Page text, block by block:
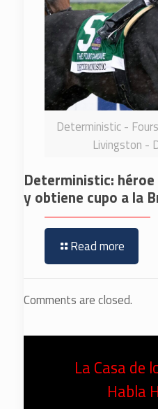
Deterministic -
Livingston -
Deterministic:
y obtiene cupo a la
Read more
Comments are closed.
La Casa de
Habla